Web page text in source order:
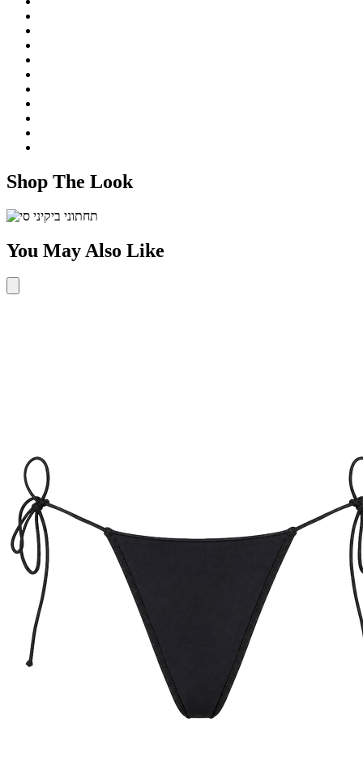
Shop The Look
You May Also Like